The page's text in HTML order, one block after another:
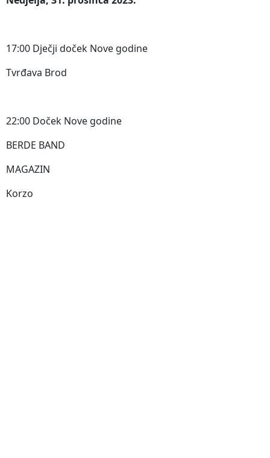
17:00 Dječji doček Nove godine
Tvrđava Brod
22:00 Doček Nove godine
BERDE BAND
MAGAZIN
Korzo